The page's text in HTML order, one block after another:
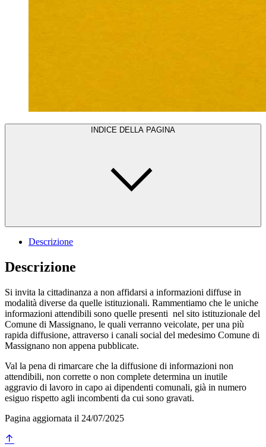
INDICE DELLA PAGINA
Descrizione
Descrizione
Si invita la cittadinanza a non affidarsi a informazioni diffuse in
modalità diverse da quelle istituzionali. Rammentiamo che le uniche
informazioni attendibili sono quelle presenti nel sito istituzionale del
Comune di Massignano, le quali verranno veicolate, per una più
rapida diffusione, attraverso i canali social del medesimo Comune di
Massignano non appena pubblicate.
Val la pena di rimarcare che la diffusione di informazioni non
attendibili, non corrette o non complete determina un inutile
aggravio di lavoro in capo ai dipendenti comunali, già in numero
esiguo rispetto agli incombenti da cui sono gravati.
Pagina aggiornata il 24/07/2025